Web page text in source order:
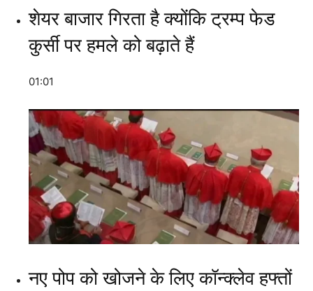
शेयर बाजार गिरता है क्योंकि ट्रम्प फेड
कुर्सी पर हमले को बढ़ाते हैं
01:01
नए पोप को खोजने के लिए कॉन्क्लेव हफ्तों